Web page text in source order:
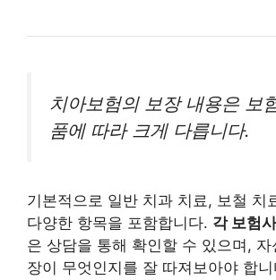
치아보험의 보장 내용은 보
품에 따라 크게 다릅니다.
기본적으로 일반 치과 치료, 보철 치
다양한 항목을 포함합니다. 각 보험
은 상담을 통해 확인할 수 있으며,
장이 무엇인지를 잘 따져보아야 합